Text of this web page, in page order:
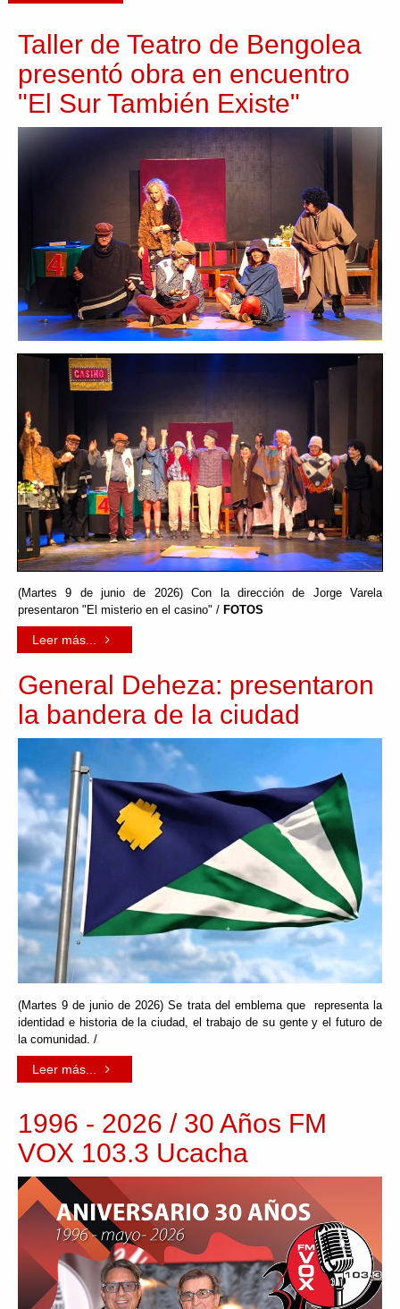
Taller de Teatro de Bengolea
presentó obra en encuentro
"El Sur También Existe"
(Martes 9 de junio de 2026) Con la dirección de Jorge Varela
presentaron "El misterio en el casino" / FOTOS
Leer más...
General Deheza: presentaron
la bandera de la ciudad
(Martes 9 de junio de 2026) Se trata del emblema que representa la
identidad e historia de la ciudad, el trabajo de su gente y el futuro de
la comunidad. /
Leer más...
1996 - 2026 / 30 Años FM
VOX 103.3 Ucacha